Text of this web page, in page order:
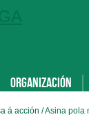
Organización
á acción /Asina pola